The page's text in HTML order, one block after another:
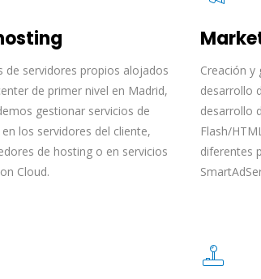
de servidores propios alojados
de primer nivel en Madrid,
gestionar servicios de
los servidores del cliente,
de hosting o en servicios
Cloud.
Creación y
desarrollo
desarrollo
Flash/
diferentes